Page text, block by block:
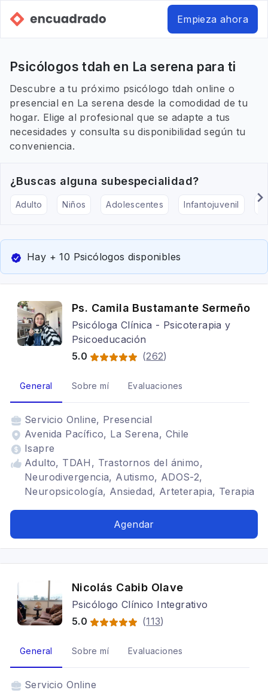
Empieza ahora
Psicólogos tdah en La serena para ti
Descubre a tu próximo psicólogo tdah online o
presencial en La serena desde la comodidad de tu
hogar. Elige al profesional que se adapte a tus
necesidades y consulta su disponibilidad según tu
conveniencia.
¿Buscas alguna subespecialidad?
Adulto Niños Adolescentes Infantojuvenil
Hay + 10 Psicólogos disponibles
Ps. Camila Bustamante Sermeño
Psicóloga Clínica - Psicoterapia y
Psicoeducación
5.0
(262)
General Sobre mí Evaluaciones
Servicio Online, Presencial
Avenida Pacífico, La Serena, Chile
Isapre
Adulto, TDAH, Trastornos del ánimo,
Neurodivergencia, Autismo, ADOS-2,
Neuropsicología, Ansiedad, Arteterapia, Terapia
Agendar
Nicolás Cabib Olave
Psicólogo Clínico Integrativo
5.0
(113)
General Sobre mí Evaluaciones
Servicio Online